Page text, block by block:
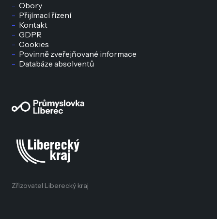
Obory
Přijímací řízení
Kontakt
GDPR
Cookies
Povinně zveřejňované informace
Databáze absolventů
Zřizovatel Liberecký kraj